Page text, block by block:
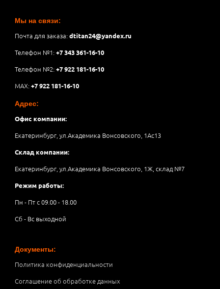
Мы на связи:
Почта для заказа:dtitan24@yandex.ru
Телефон №1:+7 343 361-16-10
Телефон №2:+7 922 181-16-10
MAX:+7 922 181-16-10
Адрес:
Офис компании:
Екатеринбург, ул.Академика Вонсовского, 1Аc13
Склад компании:
Екатеринбург, ул.Академика Вонсовского, 1Ж, склад №7
Режим работы:
Пн - Пт с 09.00 - 18.00
Сб - Вс выходной
Документы:
Политика конфиденциальности
Соглашение об обработке данных